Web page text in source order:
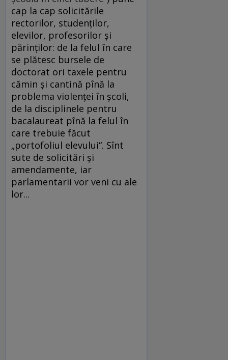
cap la cap solicitările
rectorilor, studenţilor,
elevilor, profesorilor şi
părinţilor: de la felul în care
se plătesc bursele de
doctorat ori taxele pentru
cămin şi cantină pînă la
problema violenţei în şcoli,
de la disciplinele pentru
bacalaureat pînă la felul în
care trebuie făcut
„portofoliul elevului“. Sînt
sute de solicitări şi
amendamente, iar
parlamentarii vor veni cu ale
lor...